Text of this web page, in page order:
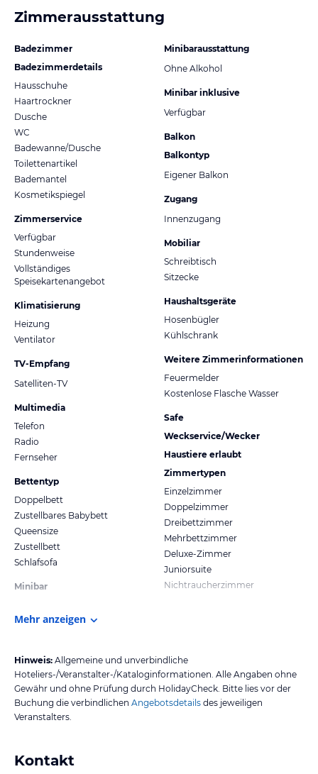
Zimmerausstattung
Badezimmer
Badezimmerdetails
Hausschuhe
Haartrockner
Dusche
WC
Badewanne/Dusche
Toilettenartikel
Bademantel
Kosmetikspiegel
Zimmerservice
Verfügbar
Stundenweise
Vollständiges
Speisekartenangebot
Klimatisierung
Heizung
Ventilator
TV-Empfang
Satelliten-TV
Multimedia
Telefon
Radio
Fernseher
Bettentyp
Doppelbett
Zustellbares Babybett
Queensize
Zustellbett
Schlafsofa
Minibar
Minibarausstattung
Ohne Alkohol
Minibar inklusive
Verfügbar
Balkon
Balkontyp
Eigener Balkon
Zugang
Innenzugang
Mobiliar
Schreibtisch
Sitzecke
Haushaltsgeräte
Hosenbügler
Kühlschrank
Weitere Zimmerinformationen
Feuermelder
Kostenlose Flasche Wasser
Safe
Weckservice/Wecker
Haustiere erlaubt
Zimmertypen
Einzelzimmer
Doppelzimmer
Dreibettzimmer
Mehrbettzimmer
Deluxe-Zimmer
Juniorsuite
Nichtraucherzimmer
Mehr anzeigen
Hinweis: Allgemeine und unverbindliche
Hoteliers-/Veranstalter-/Kataloginformationen. Alle Angaben ohne
Gewähr und ohne Prüfung durch HolidayCheck. Bitte lies vor der
Buchung die verbindlichen Angebotsdetails des jeweiligen
Veranstalters.
Kontakt